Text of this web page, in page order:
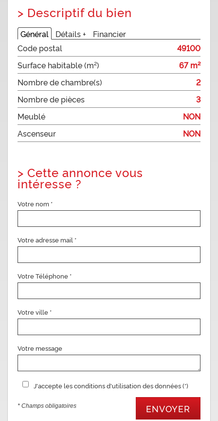
> Descriptif du bien
Général Détails +
Financier
Code postal
49100
Surface habitable (m²)
67 m²
Nombre de chambre(s)
2
Nombre de pièces
3
Meublé
NON
Ascenseur
NON
> Cette annonce vous
intéresse ?
Votre nom *
Votre adresse mail *
Votre Téléphone *
Votre ville *
Votre message
J'accepte les conditions d'utilisation des données (*)
* Champs obligatoires ENVOYER